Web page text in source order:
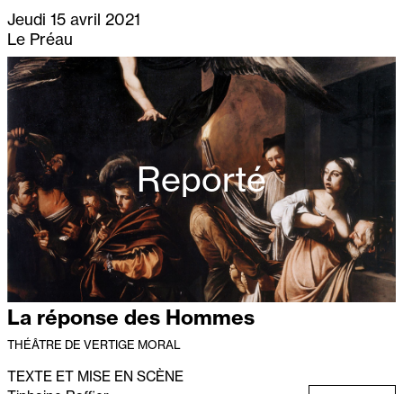
Jeudi 15 avril 2021
Le Préau
Reporté
La réponse des Hommes
THÉÂTRE DE VERTIGE MORAL
TEXTE ET MISE EN SCÈNE